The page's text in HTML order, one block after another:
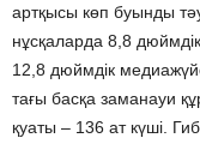
артқысы көп буынды
нұсқаларда 8,8
12,8 дюймдік
тағы басқа заманауи
қуаты – 136 ат күші.